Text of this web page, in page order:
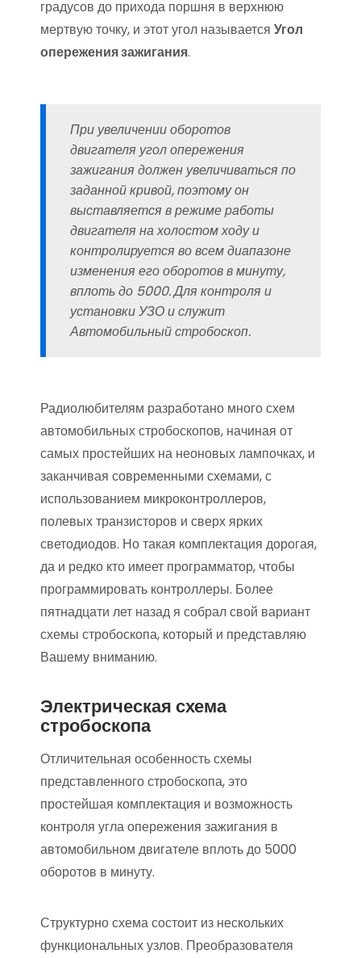
градусов до прихода поршня в верхнюю
мертвую точку, и этот угол называется Угол
опережения зажигания.
При увеличении оборотов
двигателя угол опережения
зажигания должен увеличиваться по
заданной кривой, поэтому он
выставляется в режиме работы
двигателя на холостом ходу и
контролируется во всем диапазоне
изменения его оборотов в минуту,
вплоть до 5000. Для контроля и
установки УЗО и служит
Автомобильный стробоскоп.
Радиолюбителям разработано много схем
автомобильных стробоскопов, начиная от
самых простейших на неоновых лампочках, и
заканчивая современными схемами, с
использованием микроконтроллеров,
полевых транзисторов и сверх ярких
светодиодов. Но такая комплектация дорогая,
да и редко кто имеет программатор, чтобы
программировать контроллеры. Более
пятнадцати лет назад я собрал свой вариант
схемы стробоскопа, который и представляю
Вашему вниманию.
Электрическая схема
стробоскопа
Отличительная особенность схемы
представленного стробоскопа, это
простейшая комплектация и возможность
контроля угла опережения зажигания в
автомобильном двигателе вплоть до 5000
оборотов в минуту.
Структурно схема состоит из нескольких
функциональных узлов. Преобразователя